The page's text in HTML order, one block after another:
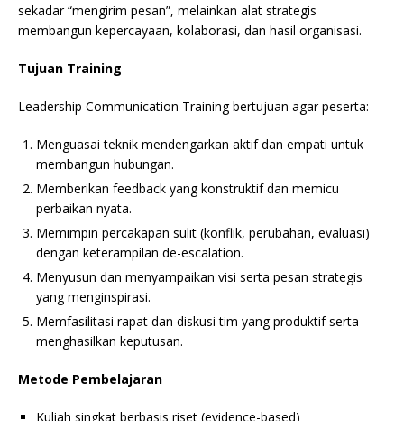
sekadar “mengirim pesan”, melainkan alat strategis
membangun kepercayaan, kolaborasi, dan hasil organisasi.
Tujuan Training
Leadership Communication Training bertujuan agar peserta:
Menguasai teknik mendengarkan aktif dan empati untuk
membangun hubungan.
Memberikan feedback yang konstruktif dan memicu
perbaikan nyata.
Memimpin percakapan sulit (konflik, perubahan, evaluasi)
dengan keterampilan de-escalation.
Menyusun dan menyampaikan visi serta pesan strategis
yang menginspirasi.
Memfasilitasi rapat dan diskusi tim yang produktif serta
menghasilkan keputusan.
Metode Pembelajaran
Kuliah singkat berbasis riset (evidence-based)